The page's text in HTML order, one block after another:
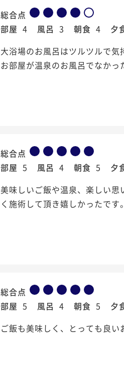
/5
総合点
部屋 4 風呂 3 朝食 4 夕
大浴場のお風呂はツルツルで気
お部屋が温泉のお風呂でなかっ
総合点
部屋 5 風呂 4 朝食 5 夕
美味しいご飯や温泉、楽しい
く施術して頂き嬉しかったです
総合点
部屋 5 風呂 4 朝食 5 夕
ご飯も美味しく、とっても良い